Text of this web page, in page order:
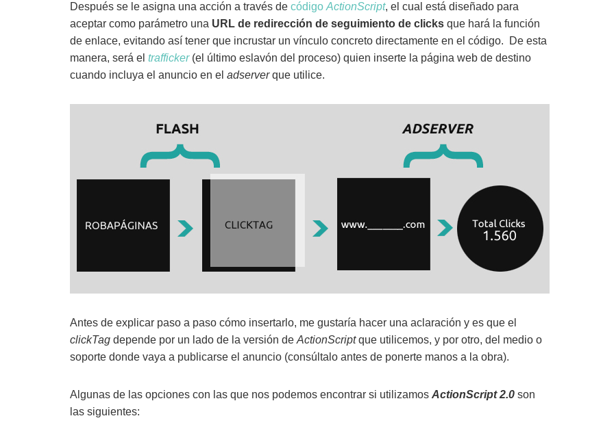
Después se le asigna una acción a través de código ActionScript, el cual está diseñado para
aceptar como parámetro una URL de redirección de seguimiento de clicks que hará la función
de enlace, evitando así tener que incrustar un vínculo concreto directamente en el código. De esta
manera, será el trafficker(el último eslavón del proceso) quien inserte la página web de destino
cuando incluya el anuncio en el adserverque utilice.
Antes de explicar paso a paso cómo insertarlo, me gustaría hacer una aclaración y es que el
clickTag depende por un lado de la versión de ActionScriptque utilicemos, y por otro, del medio o
soporte donde vaya a publicarse el anuncio (consúltalo antes de ponerte manos a la obra).
Algunas de las opciones con las que nos podemos encontrar si utilizamos ActionScript 2.0 son
las siguientes: